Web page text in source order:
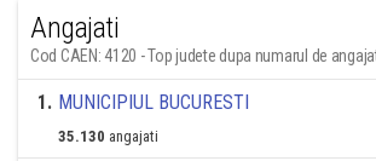
Angajati
Cod CAEN: 4120 - Top judete dupa numarul de
1. MUNICIPIUL BUCURESTI
35.130 angajati